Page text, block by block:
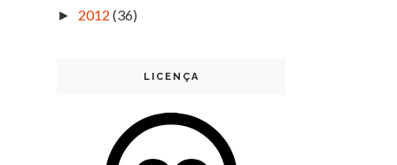
► 2012 (36)
LICENÇA